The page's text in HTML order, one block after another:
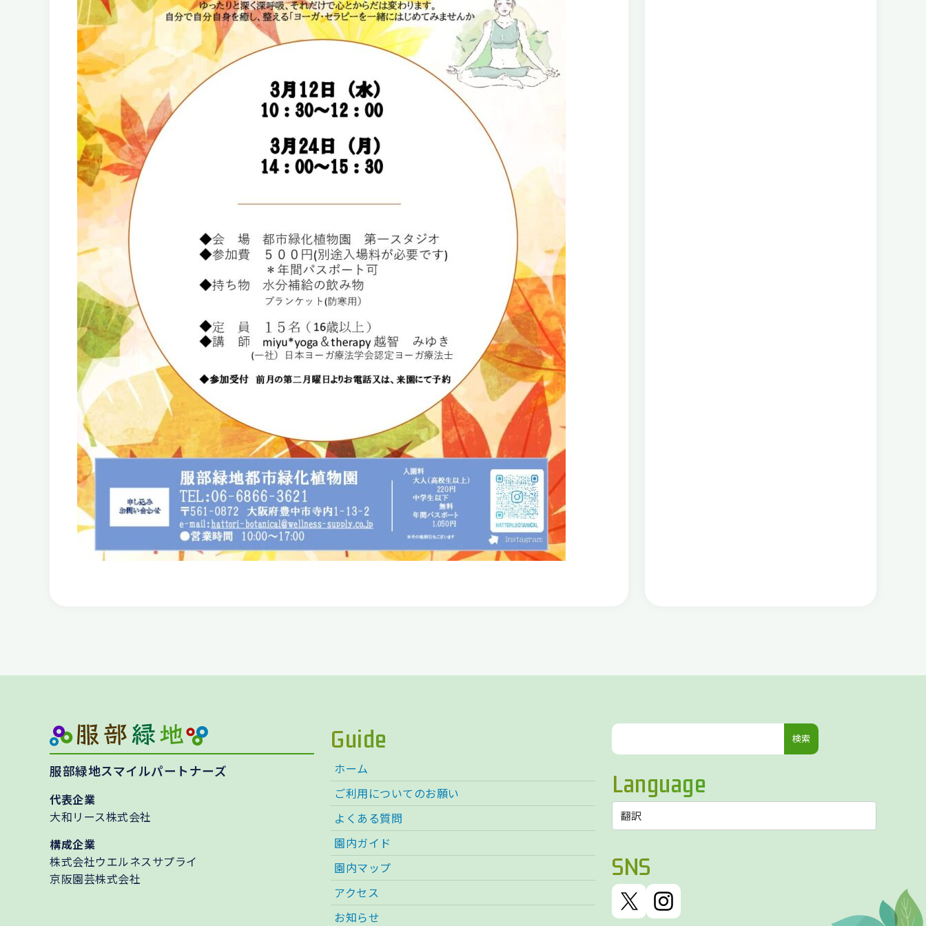
服部緑地スマイルパートナーズ
代表企業
大和リース株式会社
構成企業
株式会社ウエルネスサプライ
京阪園芸株式会社
Guide
ホーム
ご利用についてのお願い
よくある質問
園内ガイド
園内マップ
アクセス
お知らせ
検
Language
SNS